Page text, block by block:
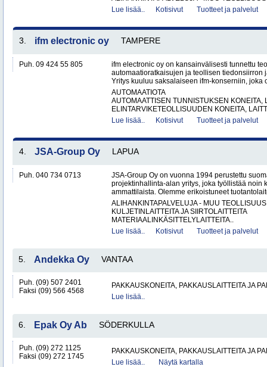
Lue lisää..
Kotisivut Tuotteet ja palvelut
3. ifm electronic oy TAMPERE
Puh. 09 424 55 805
ifm electronic oy on kansainvälisesti tunnettu
automaatioratkaisujen ja teollisen tiedonsiirron
Yritys kuuluu saksalaiseen ifm-konserniin, joka
AUTOMAATIOTA
AUTOMAATTISEN TUNNISTUKSEN KONEITA,
ELINTARVIKETEOLLISUUDEN KONEITA,
Lue lisää..
Kotisivut Tuotteet ja palvelut
4. JSA-Group Oy LAPUA
Puh. 040 734 0713
JSA-Group Oy on vuonna 1994 perustettu
projektinhallinta-alan yritys, joka työllistää noin
ammattilaista. Olemme erikoistuneet
ALIHANKINTAPALVELUJA - MUU TEOLLISUUS
KULJETINLAITTEITA JA SIIRTOLAITTEITA
MATERIAALINKÄSITTELYLAITTEITA..
Lue lisää..
Kotisivut Tuotteet ja palvelut
5. Andekka Oy VANTAA
Puh. (09) 507 2401
Faksi (09) 566 4568
PAKKAUSKONEITA, PAKKAUSLAITTEITA JA
Lue lisää..
6. Epak Oy Ab SÖDERKULLA
Puh. (09) 272 1125
Faksi (09) 272 1745
PAKKAUSKONEITA, PAKKAUSLAITTEITA JA
Lue lisää..
Näytä kartalla